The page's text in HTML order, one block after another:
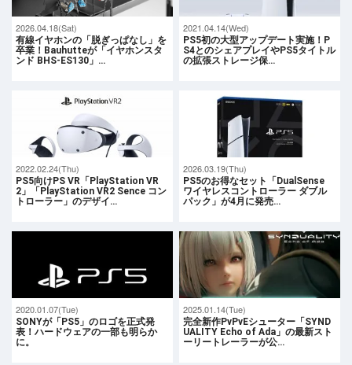
2026.04.18(Sat)
有線イヤホンの「脱ぎっぱなし」を
卒業！Bauhutteが「イヤホンスタ
ンド BHS-ES130」…
2021.04.14(Wed)
PS5初の大型アップデート実施！P
S4とのシェアプレイやPS5タイトル
の拡張ストレージ保…
2022.02.24(Thu)
PS5向けPS VR「PlayStation VR
2」「PlayStation VR2 Sence コン
トローラー」のデザイ…
2026.03.19(Thu)
PS5のお得なセット「DualSense
ワイヤレスコントローラー ダブル
パック」が4月に発売…
2020.01.07(Tue)
SONYが「PS5」のロゴを正式発
表！ハードウェアの一部も明らか
に。
2025.01.14(Tue)
完全新作PvPvEシューター「SYND
UALITY Echo of Ada」の最新スト
ーリートレーラーが公…